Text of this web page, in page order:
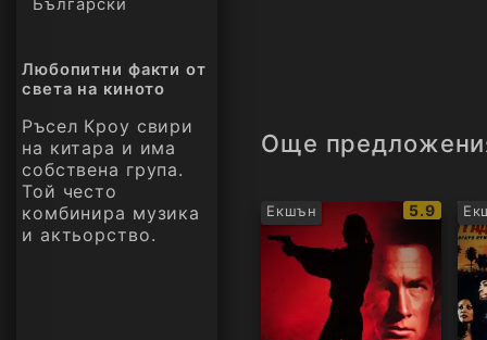
Български
Любопитни факти от
света на киното
Ръсел Кроу свири
на китара и има
собствена група.
Той често
комбинира музика
и актьорство.
Още
Екшън
IMDb
рейтинг:
5.9